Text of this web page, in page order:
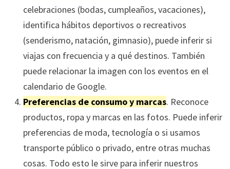
celebraciones (bodas, cumpleaños, vacaciones),
identifica hábitos deportivos o recreativos
(senderismo, natación, gimnasio), puede inferir si
viajas con frecuencia y a qué destinos. También
puede relacionar la imagen con los eventos en el
calendario de Google.
Preferencias de consumo y marcas. Reconoce
productos, ropa y marcas en las fotos. Puede inferir
preferencias de moda, tecnología o si usamos
transporte público o privado, entre otras muchas
cosas. Todo esto le sirve para inferir nuestros